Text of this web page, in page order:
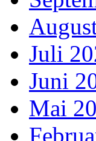
Juli
Juni
Mai